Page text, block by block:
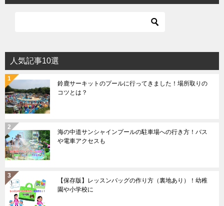
人気記事10選
鈴鹿サーキットのプールに行ってきました！場所取りの
コツとは？
海の中道サンシャインプールの駐車場への行き方！バス
や電車アクセスも
【保存版】レッスンバッグの作り方（裏地あり）！幼稚
園や小学校に